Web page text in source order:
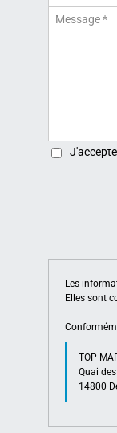
Les
Elles sont
TOP
Quai
14800